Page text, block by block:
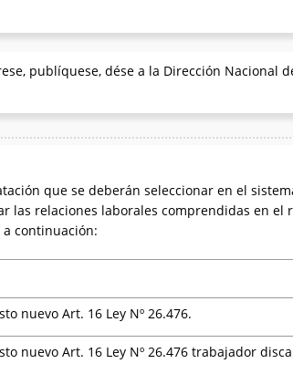
publíquese, dése a la Dirección Nacional
que se deberán seleccionar en el
las relaciones laborales comprendidas en el
a continuación:
nuevo Art. 16 Ley Nº 26.476.
nuevo Art. 16 Ley Nº 26.476 trabajador